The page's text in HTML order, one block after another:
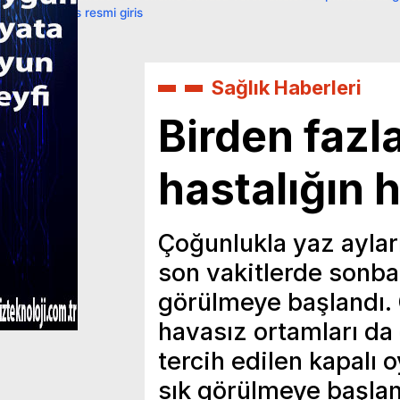
primebahis resmi giris
Sağlık Haberleri
Birden
hastalığın
Çoğunlukla yaz
son vakitlerde
görülmeye
havasız ortamları
tercih edilen kapalı
sık görülmeye